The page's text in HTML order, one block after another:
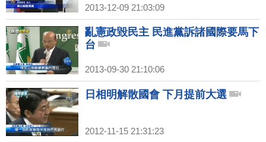
2013-12-09 21:03:09
亂憲政毀民主 民進黨訴諸國際要馬下
台
2013-09-30 21:10:06
日相明解散國會 下月提前大選
2012-11-15 21:31:23